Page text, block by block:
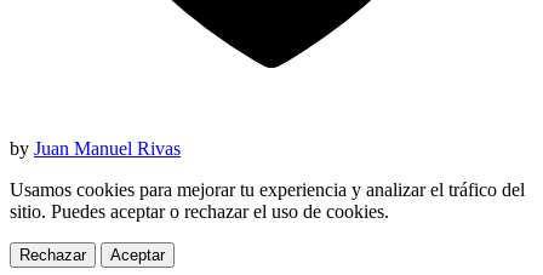
by Juan Manuel Rivas
Usamos cookies para mejorar tu experiencia y analizar el tráfico del
sitio. Puedes aceptar o rechazar el uso de cookies.
Rechazar Aceptar